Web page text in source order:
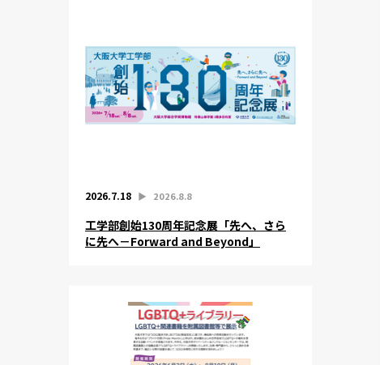
2026.7.18 ▶︎ 2026.8.8
工学部創始130周年記念展「先へ、さら
に先へ－Forward and Beyond」